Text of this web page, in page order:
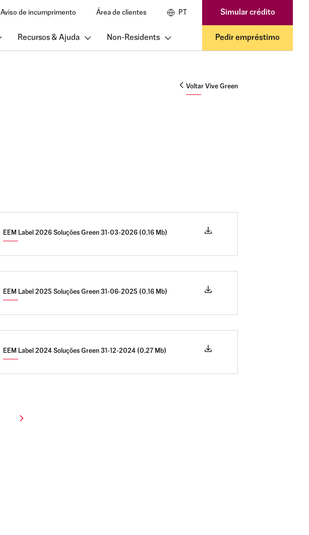
Aviso de incumprimento Área de clientes PT Simular crédito
Recursos & Ajuda Non-Residents Pedir empréstimo
Voltar Vive Green
EEM Label 2026 Soluções Green 31-03-2026 (0,16 Mb)
EEM Label 2025 Soluções Green 31-06-2025 (0,16 Mb)
EEM Label 2024 Soluções Green 31-12-2024 (0,27 Mb)